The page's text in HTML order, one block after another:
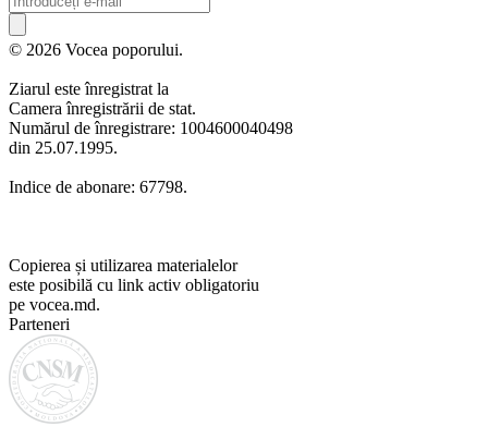
© 2026 Vocea poporului.
Ziarul este înregistrat la
Camera înregistrării de stat.
Numărul de înregistrare: 1004600040498
din 25.07.1995.
Indice de abonare: 67798.
Copierea și utilizarea materialelor
este posibilă cu link activ obligatoriu
pe vocea.md.
Parteneri